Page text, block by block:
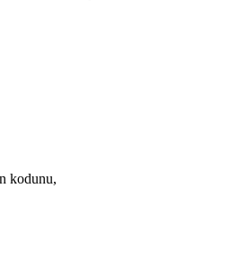
kodunu,